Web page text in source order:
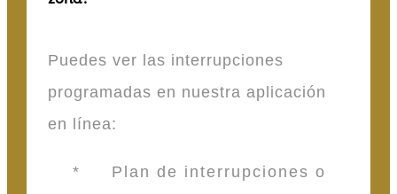
Puedes ver las interrupciones
programadas en nuestra aplicación
en línea:
* Plan de interrupciones o